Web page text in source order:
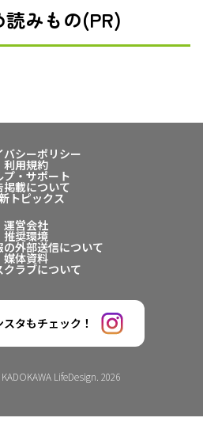
読みもの(PR)
バシーポリシー
利用規約
プ・サポート
掲載について
トピックス
運営会社
推奨環境
外部送信について
媒体資料
クラブについて
タもチェック！
LifeDesign. 2026